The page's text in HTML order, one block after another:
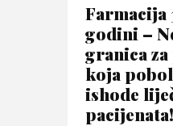
Farmacija
godini –
granica
koja
ishode
pacijenata!